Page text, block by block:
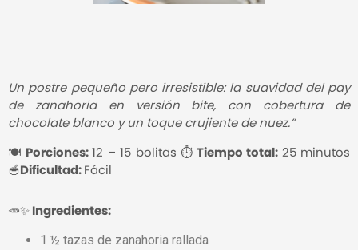
Un postre pequeño pero irresistible: la suavidad del pay
de zanahoria en versión bite,
con cobertura de
chocolate blanco y un toque crujiente de nuez.”
🍽 Porciones:12 – 15 bolitas ⏱ Tiempo total: 25 minutos
🥣Dificultad:Fácil
🥕✨ Ingredientes:
1 ½ tazas de zanahoria rallada